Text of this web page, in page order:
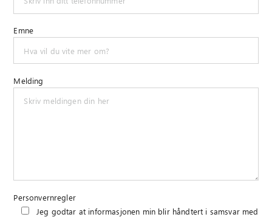
Emne
Melding
Personvernregler
Jeg godtar at informasjonen min blir håndtert i samsvar med